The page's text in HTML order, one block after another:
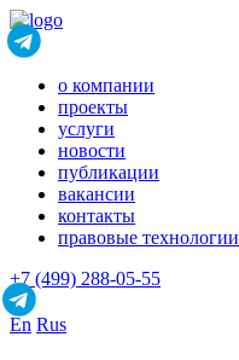
о компании
проекты
услуги
новости
публикации
вакансии
контакты
правовые технологии
+7 (499) 288-05-55
En Rus